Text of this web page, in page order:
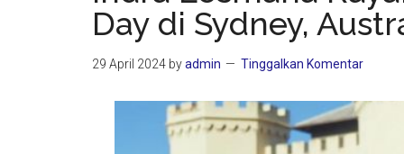
Day di Sydney,
29 April 2024 byadmin Tinggalkan Komentar